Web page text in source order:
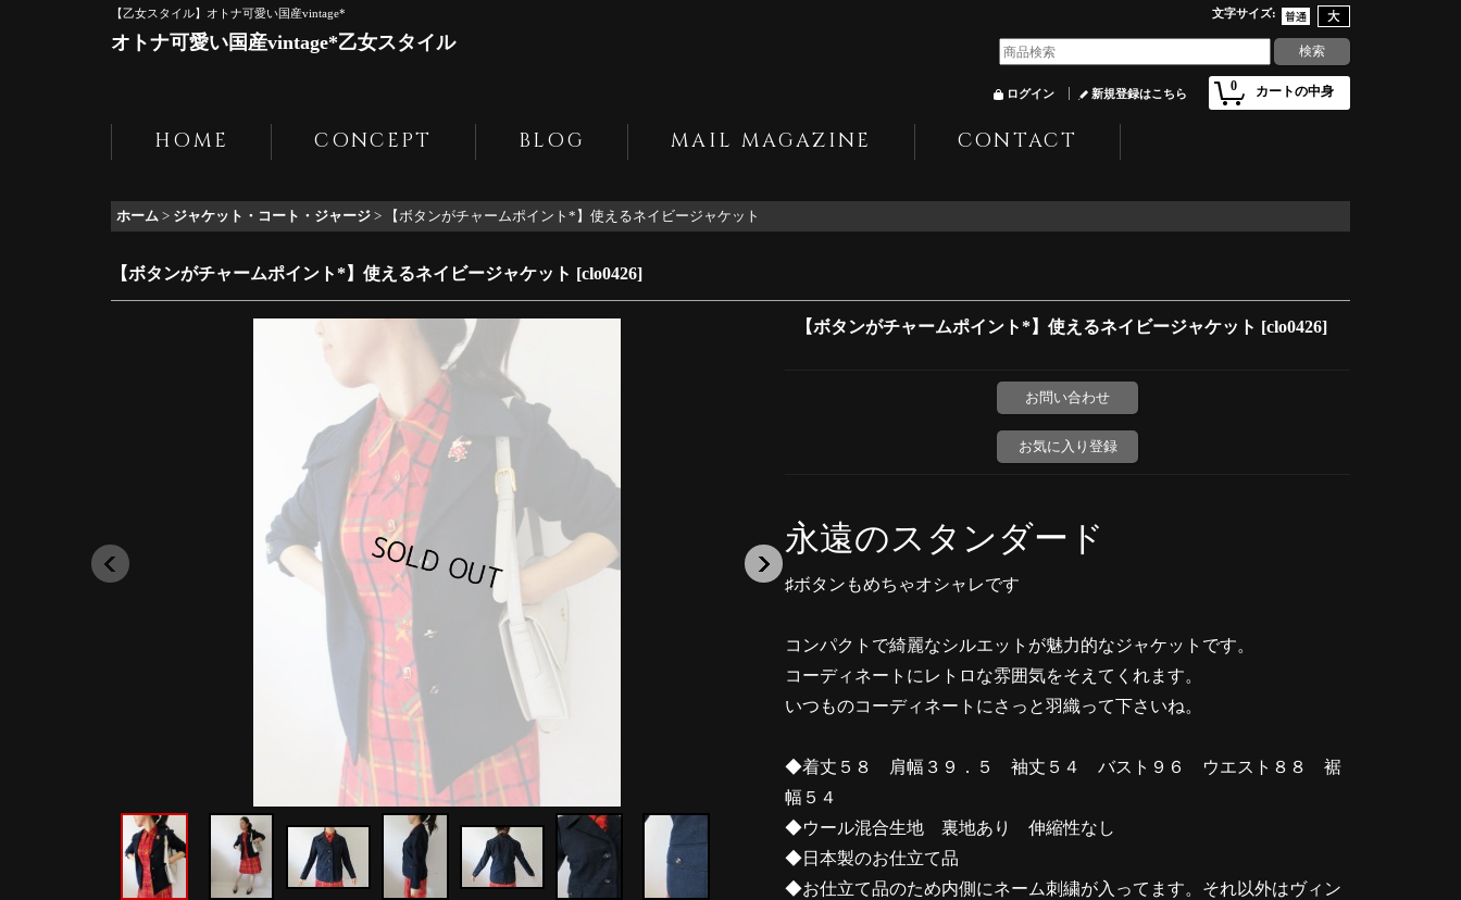
【乙女スタイル】オトナ可愛い国産vintage* 文字サイズ:
オトナ可愛い国産vintage*乙女スタイル
0 カートの中身
ログイン 新規登録はこちら
HOME CONCEPT BLOG MAIL MAGAZINE CONTACT
ホーム > ジャケット・コート・ジャージ > 【ボタンがチャームポイント*】使えるネイビージャケット
【ボタンがチャームポイント*】使えるネイビージャケット [clo0426]
【ボタンがチャームポイント*】使えるネイビージャケット [clo0426]
お問い合わせ
お気に入り登録
永遠のスタンダード
♯ボタンもめちゃオシャレです
コンパクトで綺麗なシルエットが魅力的なジャケットです。
コーディネートにレトロな雰囲気をそえてくれます。
いつものコーディネートにさっと羽織って下さいね。
◆着丈５８ 肩幅３９．５ 袖丈５４ バスト９６ ウエスト８８ 裾
幅５４
◆ウール混合生地 裏地あり 伸縮性なし
◆日本製のお仕立て品
◆お仕立て品のため内側にネーム刺繍が入ってます。それ以外はヴィン